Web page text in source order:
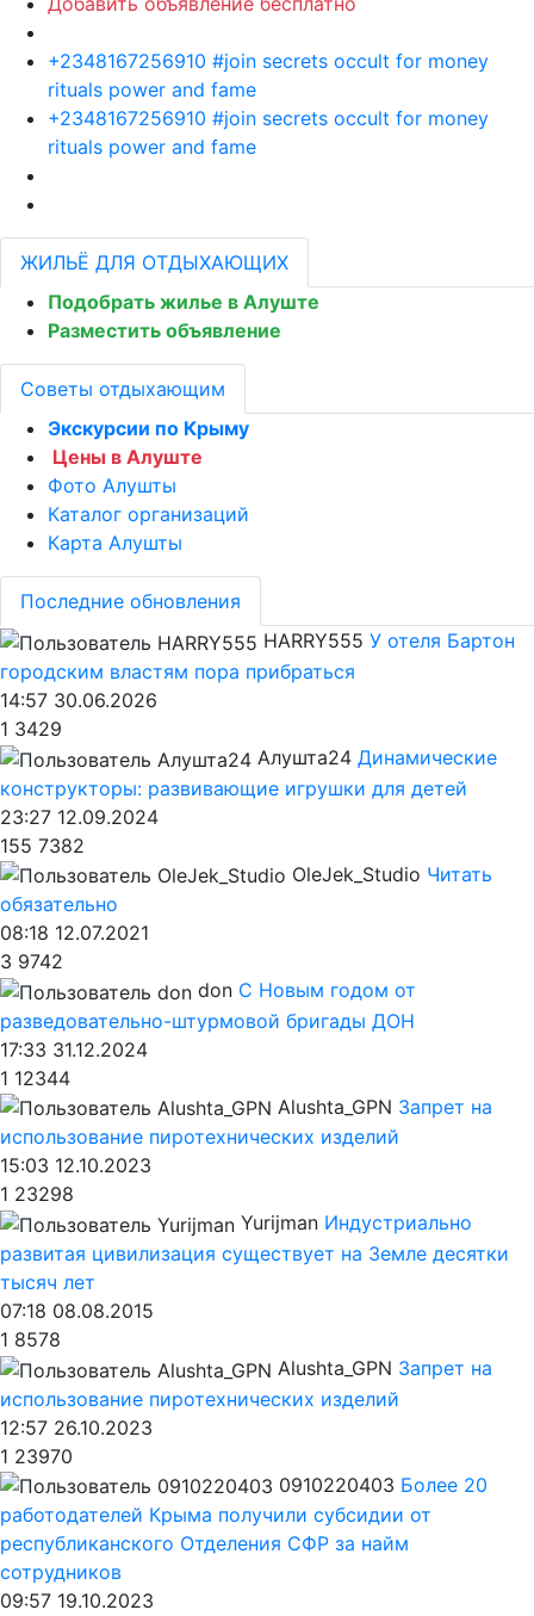
+2348167256910 #join secrets occult for money
rituals power and fame
+2348167256910 #join secrets occult for money
rituals power and fame
ЖИЛЬЁ ДЛЯ ОТДЫХАЮЩИХ
Подобрать жилье в Алуште
Разместить объявление
Советы отдыхающим
Экскурсии по Крыму
Цены в Алуште
Фото Алушты
Каталог организаций
Карта Алушты
Последние обновления
HARRY555 У отеля Бартон
городским властям пора прибраться
14:57 30.06.2026
1 3429
Алушта24 Динамические
конструкторы: развивающие игрушки для детей
23:27 12.09.2024
155 7382
OleJek_Studio Читать
обязательно
08:18 12.07.2021
3 9742
don С Новым годом от
разведовательно-штурмовой бригады ДОН
17:33 31.12.2024
1 12344
Alushta_GPN Запрет на
использование пиротехнических изделий
15:03 12.10.2023
1 23298
Yurijman Индустриально
развитая цивилизация существует на Земле десятки
тысяч лет
07:18 08.08.2015
1 8578
Alushta_GPN Запрет на
использование пиротехнических изделий
12:57 26.10.2023
1 23970
0910220403 Более 20
работодателей Крыма получили субсидии от
республиканского Отделения СФР за найм
сотрудников
09:57 19.10.2023